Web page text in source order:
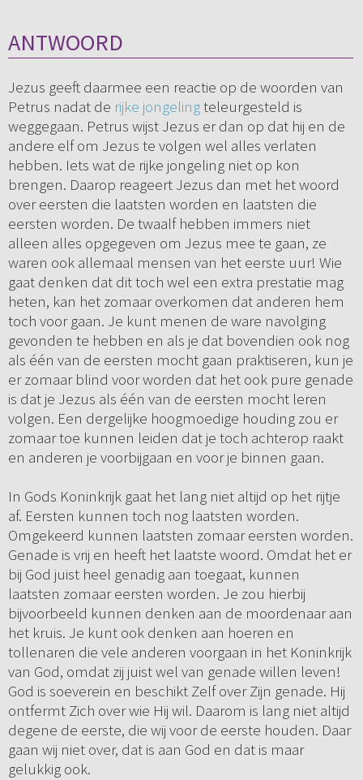
ANTWOORD
Jezus geeft daarmee een reactie op de woorden van
Petrus nadat de rijke jongelingteleurgesteld is
weggegaan. Petrus wijst Jezus er dan op dat hij en de
andere elf om Jezus te volgen wel alles verlaten
hebben. Iets wat de rijke jongeling niet op kon
brengen. Daarop reageert Jezus dan met het woord
over eersten die laatsten worden en laatsten die
eersten worden. De twaalf hebben immers niet
alleen alles opgegeven om Jezus mee te gaan, ze
waren ook allemaal mensen van het eerste uur! Wie
gaat denken dat dit toch wel een extra prestatie mag
heten, kan het zomaar overkomen dat anderen hem
toch voor gaan. Je kunt menen de ware navolging
gevonden te hebben en als je dat bovendien ook nog
als één van de eersten mocht gaan praktiseren, kun je
er zomaar blind voor worden dat het ook pure genade
is dat je Jezus als één van de eersten mocht leren
volgen. Een dergelijke hoogmoedige houding zou er
zomaar toe kunnen leiden dat je toch achterop raakt
en anderen je voorbijgaan en voor je binnen gaan.
In Gods Koninkrijk gaat het lang niet altijd op het rijtje
af. Eersten kunnen toch nog laatsten worden.
Omgekeerd kunnen laatsten zomaar eersten worden.
Genade is vrij en heeft het laatste woord. Omdat het er
bij God juist heel genadig aan toegaat, kunnen
laatsten zomaar eersten worden. Je zou hierbij
bijvoorbeeld kunnen denken aan de moordenaar aan
het kruis. Je kunt ook denken aan hoeren en
tollenaren die vele anderen voorgaan in het Koninkrijk
van God, omdat zij juist wel van genade willen leven!
God is soeverein en beschikt Zelf over Zijn genade. Hij
ontfermt Zich over wie Hij wil. Daarom is lang niet altijd
degene de eerste, die wij voor de eerste houden. Daar
gaan wij niet over, dat is aan God en dat is maar
gelukkig ook.